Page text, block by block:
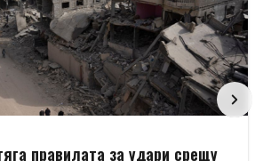
правилата за удари срещу